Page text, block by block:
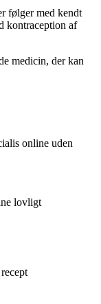
følger med kendt
kontraception af
medicin, der kan
online uden
lovligt